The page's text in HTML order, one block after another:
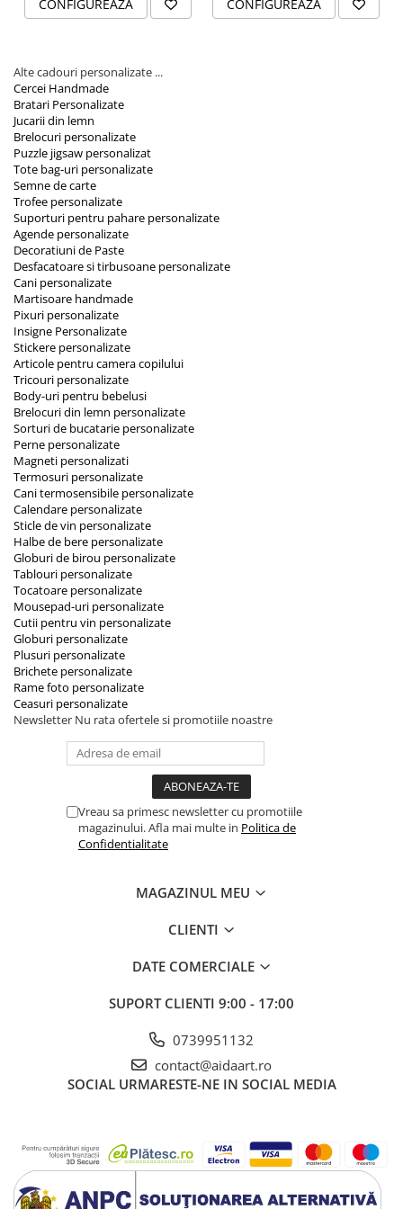
CONFIGUREAZA CONFIGUREAZA
Alte cadouri personalizate ...
Cercei Handmade
Bratari Personalizate
Jucarii din lemn
Brelocuri personalizate
Puzzle jigsaw personalizat
Tote bag-uri personalizate
Semne de carte
Trofee personalizate
Suporturi pentru pahare personalizate
Agende personalizate
Decoratiuni de Paste
Desfacatoare si tirbusoane personalizate
Cani personalizate
Martisoare handmade
Pixuri personalizate
Insigne Personalizate
Stickere personalizate
Articole pentru camera copilului
Tricouri personalizate
Body-uri pentru bebelusi
Brelocuri din lemn personalizate
Sorturi de bucatarie personalizate
Perne personalizate
Magneti personalizati
Termosuri personalizate
Cani termosensibile personalizate
Calendare personalizate
Sticle de vin personalizate
Halbe de bere personalizate
Globuri de birou personalizate
Tablouri personalizate
Tocatoare personalizate
Mousepad-uri personalizate
Cutii pentru vin personalizate
Globuri personalizate
Plusuri personalizate
Brichete personalizate
Rame foto personalizate
Ceasuri personalizate
Newsletter Nu rata ofertele si promotiile noastre
Vreau sa primesc newsletter cu promotiile
magazinului. Afla mai multe in Politica de
Confidentialitate
MAGAZINUL MEU
CLIENTI
DATE COMERCIALE
SUPORT CLIENTI 9:00 - 17:00
0739951132
contact@aidaart.ro
SOCIAL URMARESTE-NE IN SOCIAL MEDIA